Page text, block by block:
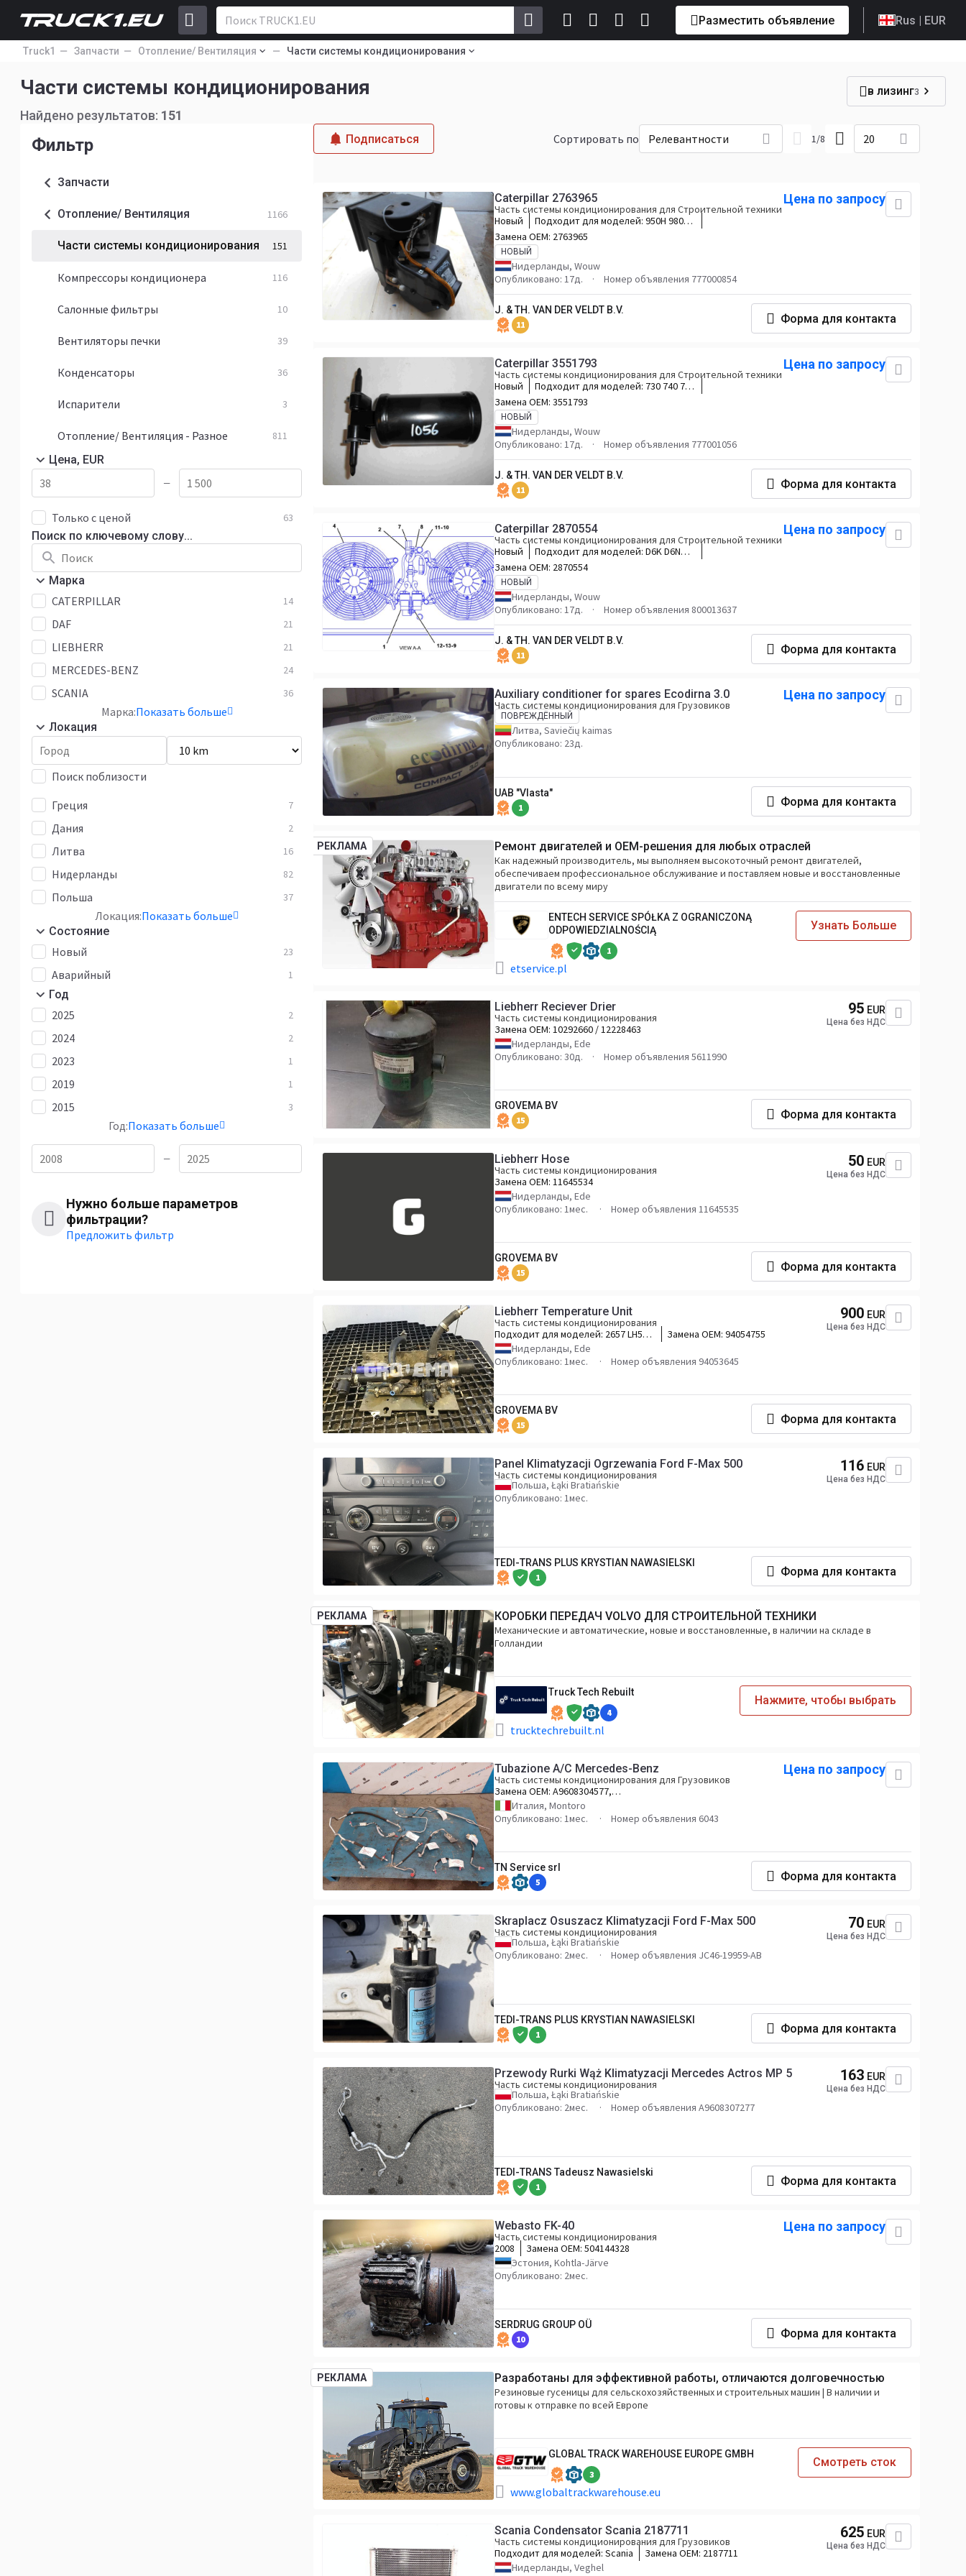
Разместить объявление Rus | EUR
Truck1 Запчасти Отопление/ Вентиляция Части системы кондиционирования
Части системы кондиционирования
Найдено результатов: 151
в лизинг3
Фильтр
Запчасти
Отопление/ Вентиляция 1166
Части системы кондиционирования 151
Компрессоры кондиционера 116
Салонные фильтры 10
Вентиляторы печки 39
Конденсаторы 36
Испарители 3
Отопление/ Вентиляция - Разное 811
Цена, EUR
—
Только с ценой 63
Поиск по ключевому слову...
Марка
CATERPILLAR 14
DAF 21
LIEBHERR 21
MERCEDES-BENZ 24
SCANIA 36
Марка:Показать больше
Локация
Поиск поблизости
Греция
7
Дания 2
Литва 16
Нидерланды 82
Польша 37
Локация:Показать больше
Состояние
Новый 23
Аварийный 1
Год
2025 2
2024 2
2023 1
2019 1
2015 3
Год:Показать больше
—
Нужно больше параметров
фильтрации?
Предложить фильтр
Подписаться Сортировать по Релевантности 1/8 20
Caterpillar 2763965
Часть системы кондиционирования для Строительной техники
Новый
Подходит для моделей: 950H 980H
962H 972H 966H 986H IT62G 950GII
980GII 972GII 926GII 966GII IT62GII
Замена OEM: 2763965
НОВЫЙ
Нидерланды, Wouw
Опубликовано: 17д.
Номер объявления 777000854
Цена по запросу
J. & TH. VAN DER VELDT B.V.
11 Форма для контакта
Caterpillar 3551793
Часть системы кондиционирования для Строительной техники
Новый
Подходит для моделей: 730 740 725
735 745 740GC
Замена OEM: 3551793
НОВЫЙ
Нидерланды, Wouw
Опубликовано: 17д.
Номер объявления 777001056
Цена по запросу
J. & TH. VAN DER VELDT B.V.
11 Форма для контакта
Caterpillar 2870554
Часть системы кондиционирования для Строительной техники
Новый
Подходит для моделей: D6K D6N
D5R PL61 953D 973D 953K 963K 973K
Замена OEM: 2870554
НОВЫЙ
Нидерланды, Wouw
Опубликовано: 17д.
Номер объявления 800013637
Цена по запросу
J. & TH. VAN DER VELDT B.V.
11 Форма для контакта
Auxiliary conditioner for spares Ecodirna 3.0
Часть системы кондиционирования для Грузовиков
ПОВРЕЖДЁННЫЙ
Литва, Saviečių kaimas
Опубликовано: 23д.
Цена по запросу
UAB "Vlasta"
1 Форма для контакта
РЕКЛАМА Ремонт двигателей и OEM-решения для любых отраслей
Как надежный производитель, мы выполняем высокоточный ремонт двигателей,
обеспечиваем профессиональное обслуживание и поставляем новые и восстановленные
двигатели по всему миру
ENTECH SERVICE SPÓŁKA Z OGRANICZONĄ
ODPOWIEDZIALNOŚCIĄ
1
etservice.pl
Узнать Больше
Liebherr Reciever Drier
Часть системы кондиционирования
Замена OEM: 10292660 / 12228463
Нидерланды, Ede
Опубликовано: 30д.
Номер объявления 5611990
95 EUR
Цена без НДС
GROVEMA BV
15 Форма для контакта
Liebherr Hose
Часть системы кондиционирования
Замена OEM: 11645534
Нидерланды, Ede
Опубликовано: 1мес.
Номер объявления 11645535
50 EUR
Цена без НДС
GROVEMA BV
15 Форма для контакта
Liebherr Temperature Unit
Часть системы кондиционирования
Подходит для моделей: 2657 LH50
M
Замена OEM: 94054755
Нидерланды, Ede
Опубликовано: 1мес.
Номер объявления 94053645
900 EUR
Цена без НДС
GROVEMA BV
15 Форма для контакта
Panel Klimatyzacji Ogrzewania Ford F-Max 500
Часть системы кондиционирования
Польша, Łąki Bratiańskie
Опубликовано: 1мес.
116 EUR
Цена без НДС
TEDI-TRANS PLUS KRYSTIAN NAWASIELSKI
1 Форма для контакта
РЕКЛАМА КОРОБКИ ПЕРЕДАЧ VOLVO ДЛЯ СТРОИТЕЛЬНОЙ ТЕХНИКИ
Механические и автоматические, новые и восстановленные, в наличии на складе в
Голландии
Truck Tech Rebuilt
4
trucktechrebuilt.nl
Нажмите, чтобы выбрать
Tubazione A/C Mercedes-Benz
Часть системы кондиционирования для Грузовиков
Замена OEM: A9608304577,
A9608304377, A9608302977,
A9608308663, A9608308363,
Италия, Montoro
Опубликовано: 1мес.
Номер объявления 6043
Цена по запросу
TN Service srl
5 Форма для контакта
Skraplacz Osuszacz Klimatyzacji Ford F-Max 500
Часть системы кондиционирования
Польша, Łąki Bratiańskie
Опубликовано: 2мес.
Номер объявления JC46-19959-AB
70 EUR
Цена без НДС
TEDI-TRANS PLUS KRYSTIAN NAWASIELSKI
1 Форма для контакта
Przewody Rurki Wąż Klimatyzacji Mercedes Actros MP 5
Часть системы кондиционирования
Польша, Łąki Bratiańskie
Опубликовано: 2мес.
Номер объявления A9608307277
163 EUR
Цена без НДС
TEDI-TRANS Tadeusz Nawasielski
1 Форма для контакта
Webasto FK-40
Часть системы кондиционирования
2008
Замена OEM: 504144328
Эстония, Kohtla-Järve
Опубликовано: 2мес.
Цена по запросу
SERDRUG GROUP OÜ
10 Форма для контакта
РЕКЛАМА Разработаны для эффективной работы, отличаются долговечностью
Резиновые гусеницы для сельскохозяйственных и строительных машин | В наличии и
готовы к отправке по всей Европе
GLOBAL TRACK WAREHOUSE EUROPE GMBH
3
www.globaltrackwarehouse.eu
Смотреть сток
Scania Condensator Scania 2187711
Часть системы кондиционирования для Грузовиков
Подходит для моделей: Scania Замена OEM: 2187711
Нидерланды, Veghel
625 EUR
Цена без НДС